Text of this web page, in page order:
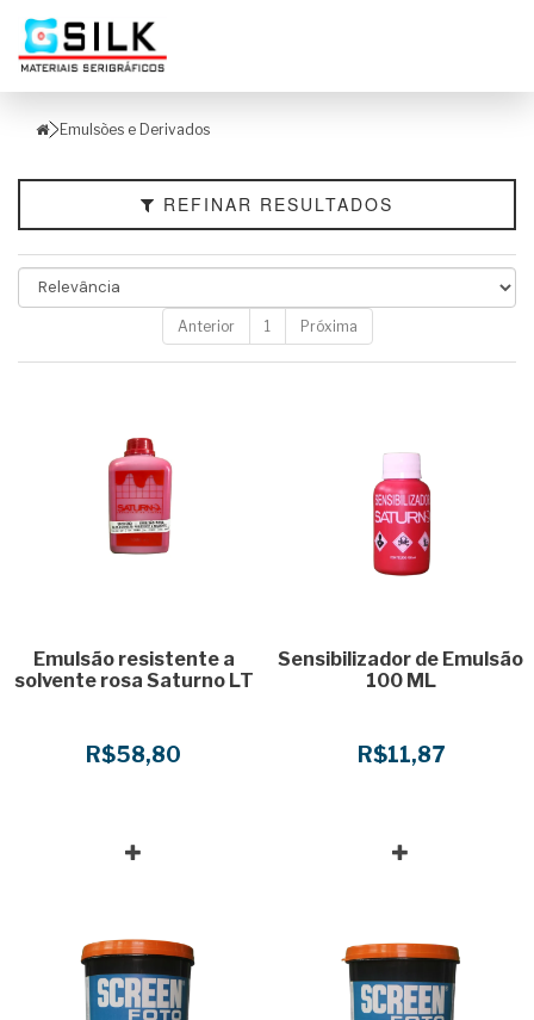
Emulsões e Derivados
REFINAR RESULTADOS
Filtrar
Categorias
Marcas
Faixa
Anterior 1 Próxima
Emulsão resistente a
solvente rosa Saturno LT
R$58,80
Sensibilizador de Emulsão
100 ML
R$11,87